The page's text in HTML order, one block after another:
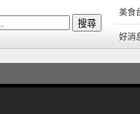
美食
好消